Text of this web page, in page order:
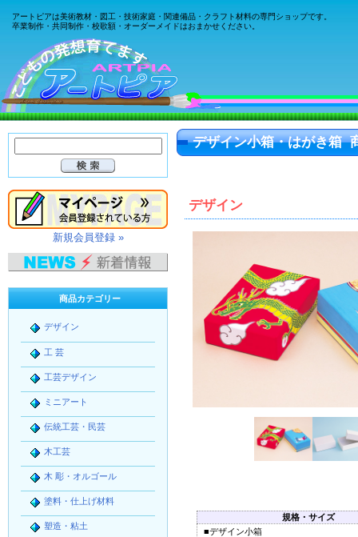
アートピアは美術教材・図工・技術家庭・関連備品・クラフト材料の専門ショップです。
卒業制作・共同制作・校歌額・オーダーメイドはおまかせください。
デザイン小箱・はがき箱
デザイン
規格・サイズ
■デザイン小箱
新規会員登録 »
商品カテゴリー
デザイン
工 芸
工芸デザイン
ミニアート
伝統工芸・民芸
木工芸
木 彫・オルゴール
塗料・仕上げ材料
塑造・粘土